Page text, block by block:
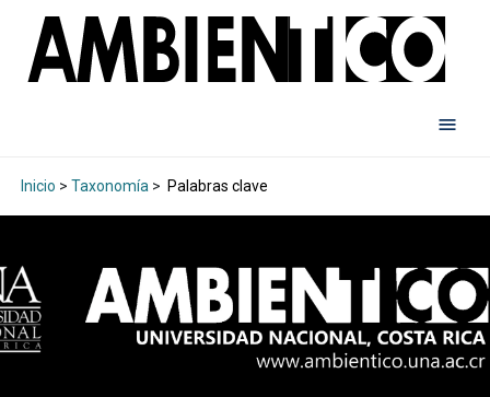
Inicio > Taxonomía > Palabras clave